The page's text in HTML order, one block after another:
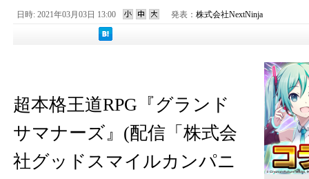
日時: 2021年03月03日 13:00 発表： 株式会社NextNinja
超本格王道RPG『グランド
サマナーズ』(配信「株式会
社グッドスマイルカンパニ